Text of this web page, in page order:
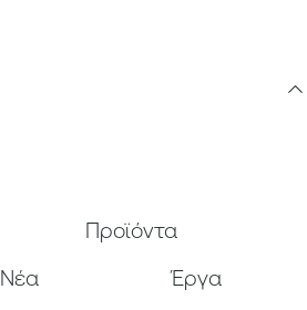
Προϊόντα
Nέα
Έργα